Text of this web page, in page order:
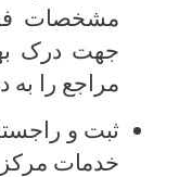
مشخصات
جهت درک
مراجع را
ثبت و
خدمات مرکز